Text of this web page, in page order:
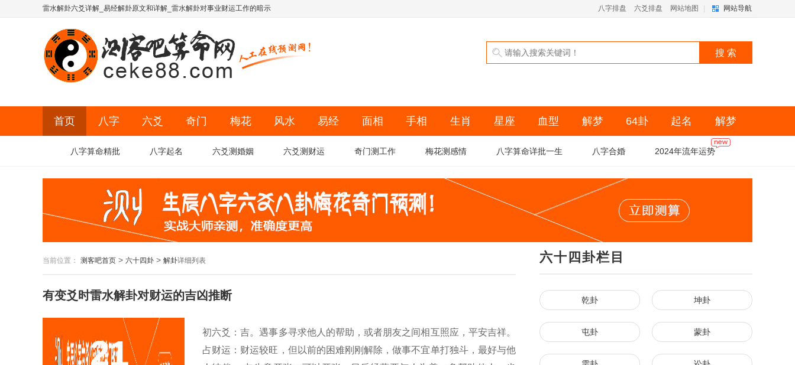
雷水解卦六爻详解_易经解卦原文和详解_雷水解卦对事业财运工作的暗示 八字排盘 六爻排盘 网站地图 网站导航
首页 八字 六爻 奇门 梅花 风水 易经 面相 手相 生肖 星座 血型 解梦 64卦 起名 解梦
八字算命精批 八字起名 六爻测婚姻 六爻测财运 奇门测工作 梅花测感情 八字算命详批一生 八字合婚 2024年流年运势
当前位置： 测客吧首页 > 六十四卦 > 解卦详细列表
有变爻时雷水解卦对财运的吉凶推断
21
初六爻：吉。遇事多寻求他人的帮助，或者朋友之间相互照应，平安吉祥。
占财运：财运较旺，但以前的困难刚刚解除，做事不宜单打独斗，最好与他
六十四卦栏目
乾卦 坤卦
屯卦 蒙卦